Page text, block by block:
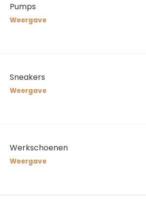
Pumps
Weergave
Sneakers
Weergave
Werkschoenen
Weergave